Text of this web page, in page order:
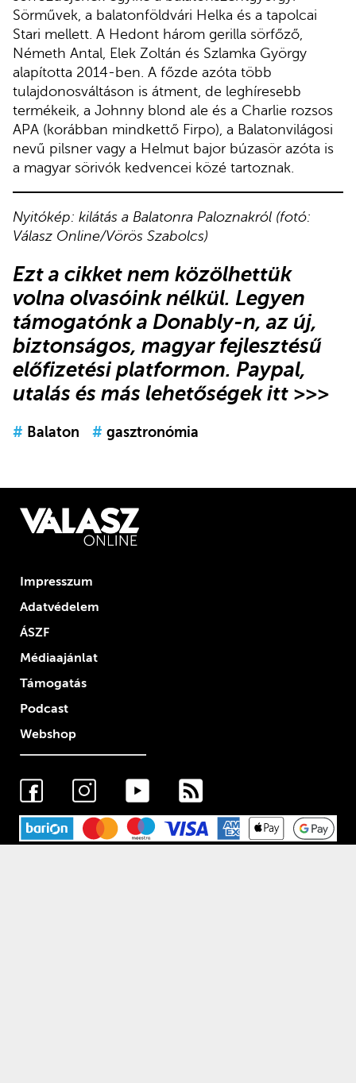
Sörművek, a balatonföldvári Helka és a tapolcai
Stari mellett. A Hedont három gerilla sörfőző,
Németh Antal, Elek Zoltán és Szlamka György
alapította 2014-ben. A főzde azóta több
tulajdonosváltáson is átment, de leghíresebb
termékeik, a Johnny blond ale és a Charlie rozsos
APA (korábban mindkettő Firpo), a Balatonvilágosi
nevű pilsner vagy a Helmut bajor búzasör azóta is
a magyar sörivók kedvencei közé tartoznak.
Nyitókép: kilátás a Balatonra Paloznakról (fotó:
Válasz Online/Vörös Szabolcs)
Ezt a cikket nem közölhettük
volna olvasóink nélkül. Legyen
támogatónka Donably-n, az új,
biztonságos, magyar fejlesztésű
előfizetési platformon. Paypal,
utalás és más lehetőségek itt >>>
# Balaton # gasztronómia
Impresszum
Adatvédelem
ÁSZF
Médiaajánlat
Támogatás
Podcast
Webshop